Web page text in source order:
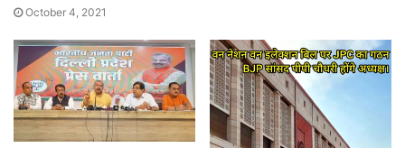
October 4, 2021